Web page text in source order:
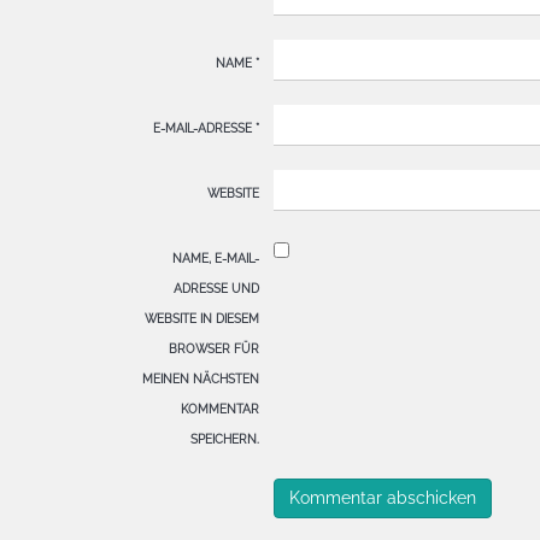
NAME *
E-MAIL-ADRESSE *
WEBSITE
NAME, E-MAIL-
ADRESSE UND
WEBSITE IN DIESEM
BROWSER FÜR
MEINEN NÄCHSTEN
KOMMENTAR
SPEICHERN.